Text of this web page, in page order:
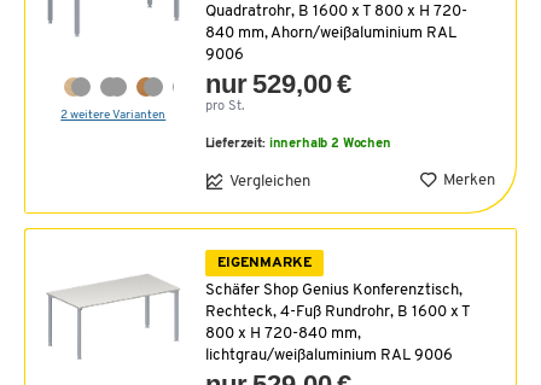
2 weitere Varianten
Quadratrohr, B 1600 x T 800 x H 720-
840 mm, Ahorn/weißaluminium RAL
9006
nur 529,00 €
pro St.
Lieferzeit: innerhalb 2 Wochen
Vergleichen Merken
EIGENMARKE
Schäfer Shop Genius Konferenztisch,
Rechteck, 4-Fuß Rundrohr, B 1600 x T
800 x H 720-840 mm,
lichtgrau/weißaluminium RAL 9006